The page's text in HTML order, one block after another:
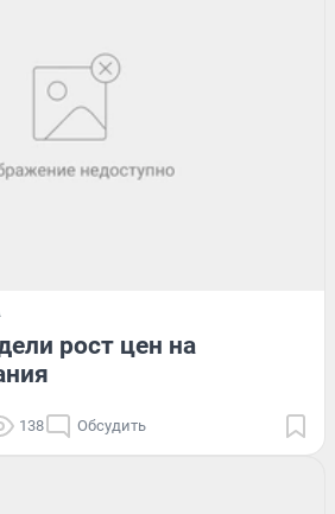
рост цен на
138 Обсудить